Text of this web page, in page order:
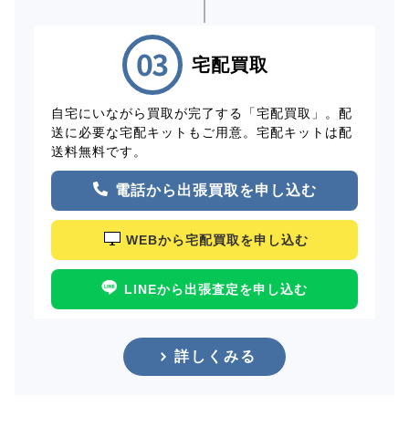
宅配買取
自宅にいながら買取が完了する「宅配買取」。配
送に必要な宅配キットもご用意。宅配キットは配
送料無料です。
電話から出張買取を申し込む
WEBから宅配買取を申し込む
LINEから出張査定を申し込む
詳しくみる